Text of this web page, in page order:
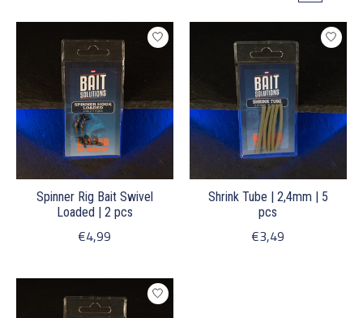
Spinner Rig Bait Swivel
Loaded | 2 pcs
€4,99
Shrink Tube | 2,4mm | 5
pcs
€3,49